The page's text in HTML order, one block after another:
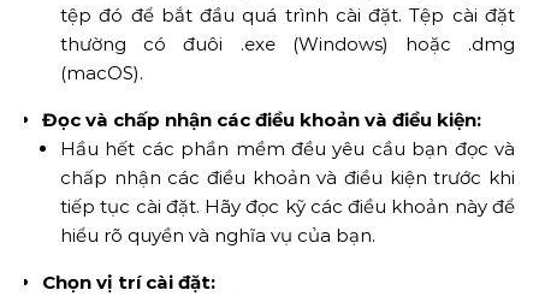
tệp đó để bắt đầu quá trình cài đặt. Tệp cài đặt
thường có đuôi .exe (Windows) hoặc .dmg
(macOS).
Đọc và chấp nhận các điều khoản và điều kiện:
Hầu hết các phần mềm đều yêu cầu bạn đọc và
chấp nhận các điều khoản và điều kiện trước khi
tiếp tục cài đặt. Hãy đọc kỹ các điều khoản này để
hiểu rõ quyền và nghĩa vụ của bạn.
Chọn vị trí cài đặt: